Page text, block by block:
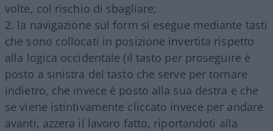
volte, col rischio di sbagliare;
la navigazione sul form si esegue mediante tasti
che sono collocati in posizione invertita rispetto
alla logica occidentale (il tasto per proseguire è
posto a sinistra del tasto che serve per tornare
indietro, che invece è posto alla sua destra e che
se viene istintivamente cliccato invece per andare
avanti, azzera il lavoro fatto, riportandoti alla